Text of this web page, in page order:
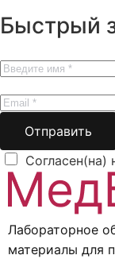
Быстрый
Отправить
Согласен(на)
Лабораторное
материалы для